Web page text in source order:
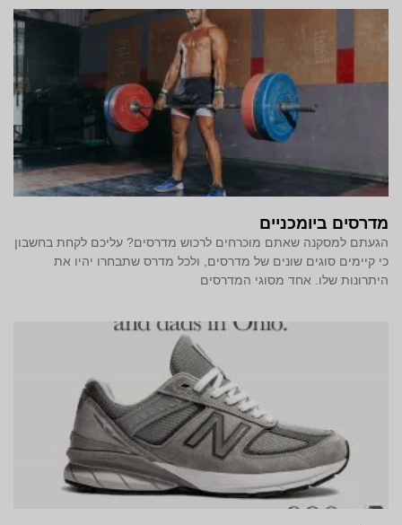
מדרסים ביומכניים
הגעתם למסקנה שאתם מוכרחים לרכוש מדרסים? עליכם לקחת בחשבון
כי קיימים סוגים שונים של מדרסים, ולכל מדרס שתבחרו יהיו את
היתרונות שלו. אחד מסוגי המדרסים